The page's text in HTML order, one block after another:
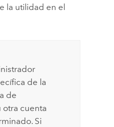
la utilidad en el
de la
de
cuenta
Si